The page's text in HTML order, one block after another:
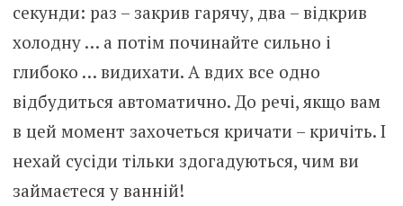
секунди: раз – закрив гарячу, два – відкрив
холодну … а потім починайте сильно і
глибоко … видихати. А вдих все одно
відбудиться автоматично. До речі, якщо вам
в цей момент захочеться кричати – кричіть. І
нехай сусіди тільки здогадуються, чим ви
займаєтеся у ванній!